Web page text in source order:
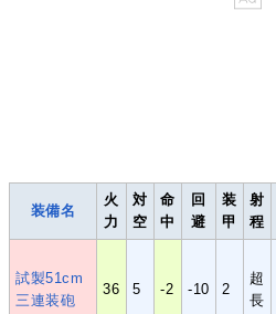
装備名
火
力
対
空
命
中
回
避
装
甲
射
程
試製51cm
三連装砲
36 5 -2 -10 2
超
長